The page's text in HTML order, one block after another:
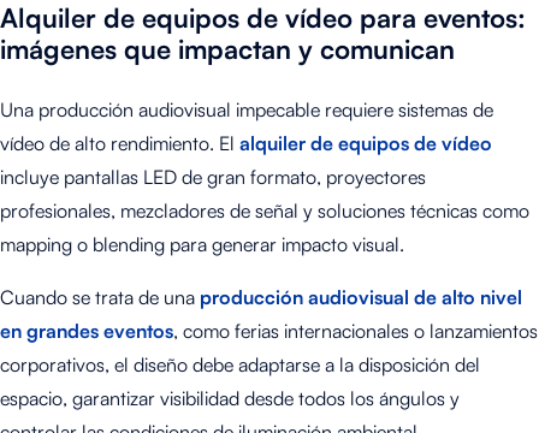
Alquiler de equipos de vídeo para eventos:
imágenes que impactan y comunican
Una producción audiovisual impecable requiere sistemas de
vídeo de alto rendimiento. El alquiler de equipos de vídeo
incluye pantallas LED de gran formato, proyectores
profesionales, mezcladores de señal y soluciones técnicas como
mapping o blending para generar impacto visual.
Cuando se trata de una producción audiovisual de alto nivel
en grandes eventos, como ferias internacionales o lanzamientos
corporativos, el diseño debe adaptarse a la disposición del
espacio, garantizar visibilidad desde todos los ángulos y